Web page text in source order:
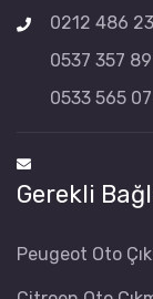
0212 486
0537 357 89
0533 565
Gerekli
Peugeot Oto